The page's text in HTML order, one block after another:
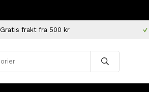
Gratis frakt fra 500 kr